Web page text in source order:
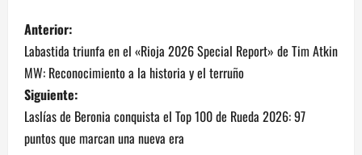
N
a
v
e
Anterior:
Labastida triunfa en el «Rioja 2026 Special Report» de Tim Atkin
MW: Reconocimiento a la historia y el terruño
Siguiente:
Laslías de Beronia conquista el Top 100 de Rueda 2026: 97
puntos que marcan una nueva era